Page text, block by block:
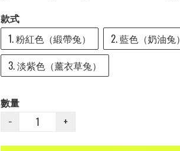
款式
1. 粉紅色（緞帶兔）
2. 藍色（奶油兔）
3. 淡紫色（薰衣草兔）
數量
−
+